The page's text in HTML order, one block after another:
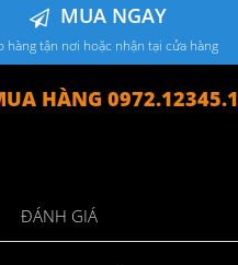
MUA NGAY
hàng tận nơi hoặc nhận tại cửa hàng
HÀNG 0972.12345.1
ĐÁNH GIÁ